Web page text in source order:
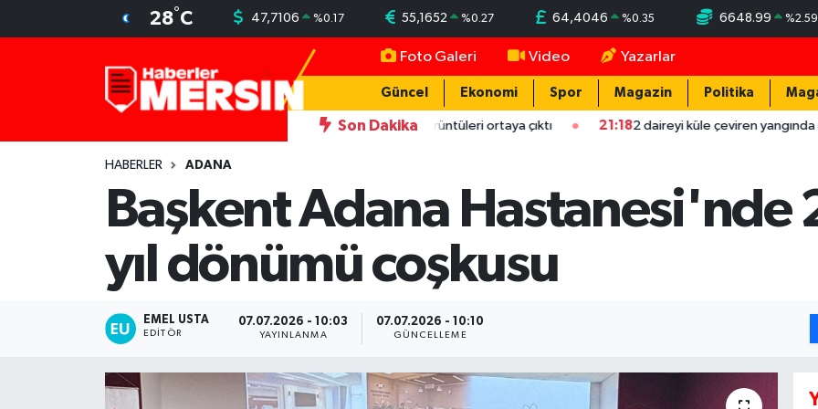
28°C 47,7106 %0.17 55,1652 %0.27 64,4046 %0.35 6648.99 %2.59
Foto Galeri Video Yazarlar
Güncel Ekonomi Spor Magazin Politika
Son Dakika
darbeden şüpheliye uzaklaştırma; geçmiş yıllardaki darp görüntüleri ortaya çıktı 21:18 2 daireyi küle çeviren yangında mahsur
HABERLER ADANA
Başkent Adana Hastanesi'nde
yıl dönümü coşkusu
EMEL USTA
EDITÖR
07.07.2026 - 10:03
YAYINLANMA
07.07.2026 - 10:10
GÜNCELLEME
Mersin Nöbetçi Eczaneler
Mersin Hava Durumu
Mersin Trafik Yoğunluk Haritası
Süper Lig Puan Durumu ve Fikstür
Tüm Manşetler
Haber Arşivi